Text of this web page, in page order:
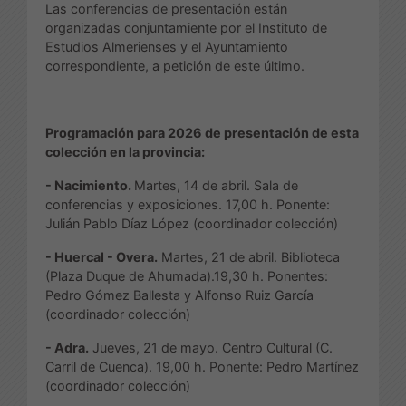
Las conferencias de presentación están
organizadas conjuntamiente por el Instituto de
Estudios Almerienses y el Ayuntamiento
correspondiente, a petición de este último.
Programación para 2026 de presentación de esta
colección en la provincia:
- Nacimiento. Martes, 14 de abril. Sala de
conferencias y exposiciones. 17,00 h. Ponente:
Julián Pablo Díaz López (coordinador colección)
- Huercal - Overa. Martes, 21 de abril. Biblioteca
(Plaza Duque de Ahumada).19,30 h. Ponentes:
Pedro Gómez Ballesta y Alfonso Ruiz García
(coordinador colección)
- Adra. Jueves, 21 de mayo. Centro Cultural (C.
Carril de Cuenca). 19,00 h. Ponente: Pedro Martínez
(coordinador colección)